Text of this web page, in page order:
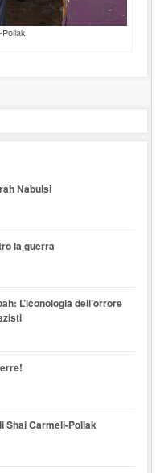
Nabulsi
la guerra
L’iconologia dell’orrore
Shai Carmeli-Pollak